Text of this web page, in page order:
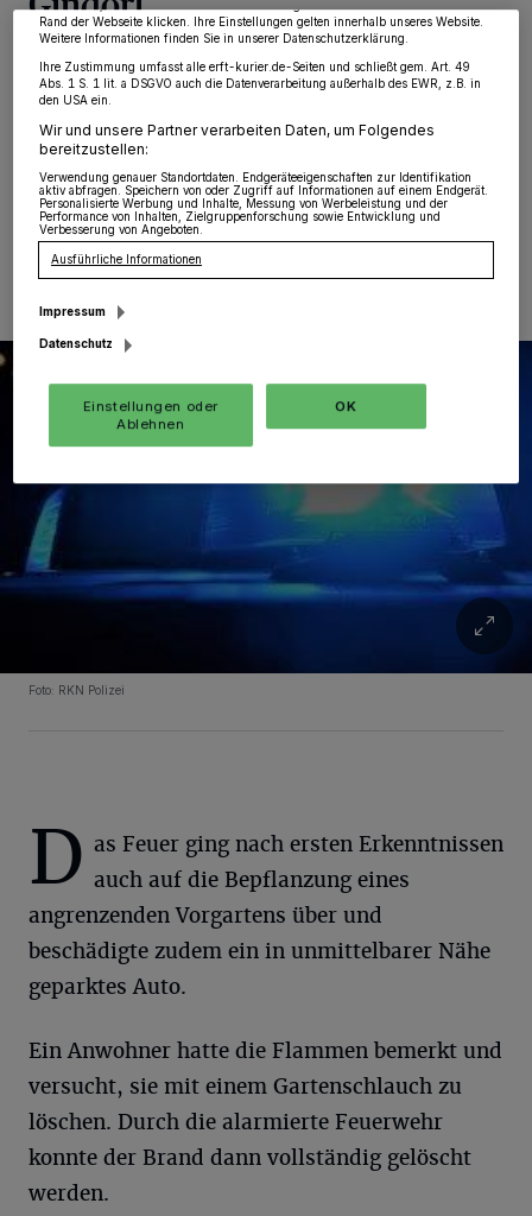
Gindorf·Heute gegen 0.50 Uhr kam es an der
Morkener Straße in Gindorf zu einem Vorfall, bei dem
eine am Gehweg abgestellte Mülltonne vollständig
ausbrannte.
24.07.2024 , 11:47 Uhr
Foto: RKN Polizei
D as Feuer ging nach ersten Erkenntnissen
auch auf die Bepflanzung eines
angrenzenden Vorgartens über und
beschädigte zudem ein in unmittelbarer Nähe
geparktes Auto.
Ein Anwohner hatte die Flammen bemerkt und
versucht, sie mit einem Gartenschlauch zu
löschen. Durch die alarmierte Feuerwehr
konnte der Brand dann vollständig gelöscht
werden.
widerrufen, indem Sie auf den Link Einstellungen oder Ablehnen am unteren
Rand der Webseite klicken. Ihre Einstellungen gelten innerhalb unseres Website.
Weitere Informationen finden Sie in unserer Datenschutzerklärung.
Ihre Zustimmung umfasst alle erft-kurier.de-Seiten und schließt gem. Art. 49
Abs. 1 S. 1 lit. a DSGVO auch die Datenverarbeitung außerhalb des EWR, z.B. in
den USA ein.
Wir und unsere Partner verarbeiten Daten, um Folgendes
bereitzustellen:
Verwendung genauer Standortdaten. Endgeräteeigenschaften zur Identifikation
aktiv abfragen. Speichern von oder Zugriff auf Informationen auf einem Endgerät.
Personalisierte Werbung und Inhalte, Messung von Werbeleistung und der
Performance von Inhalten, Zielgruppenforschung sowie Entwicklung und
Verbesserung von Angeboten.
Ausführliche Informationen
Impressum
Datenschutz
Einstellungen oder
Ablehnen
OK